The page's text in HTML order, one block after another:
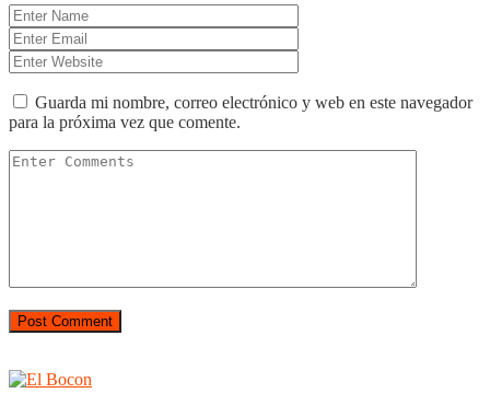
Guarda mi nombre, correo electrónico y web en este navegador
para la próxima vez que comente.